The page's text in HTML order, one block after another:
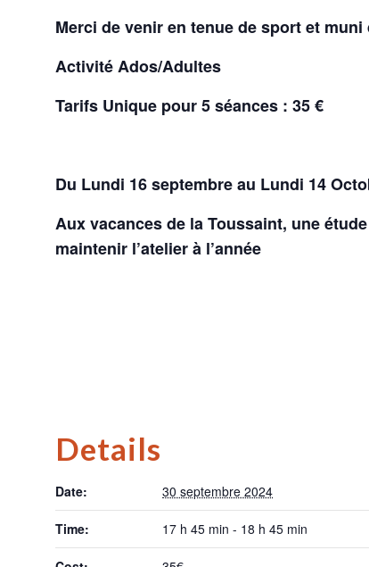
Merci de venir en tenue de sport et muni
Activité Ados/Adultes
Tarifs Unique pour 5 séances : 35 €
Du Lundi 16 septembre au Lundi 14
Aux vacances de la Toussaint, une
maintenir l’atelier à l’année
Details
Date: 30 septembre 2024
Time: 17 h 45 min - 18 h 45 min